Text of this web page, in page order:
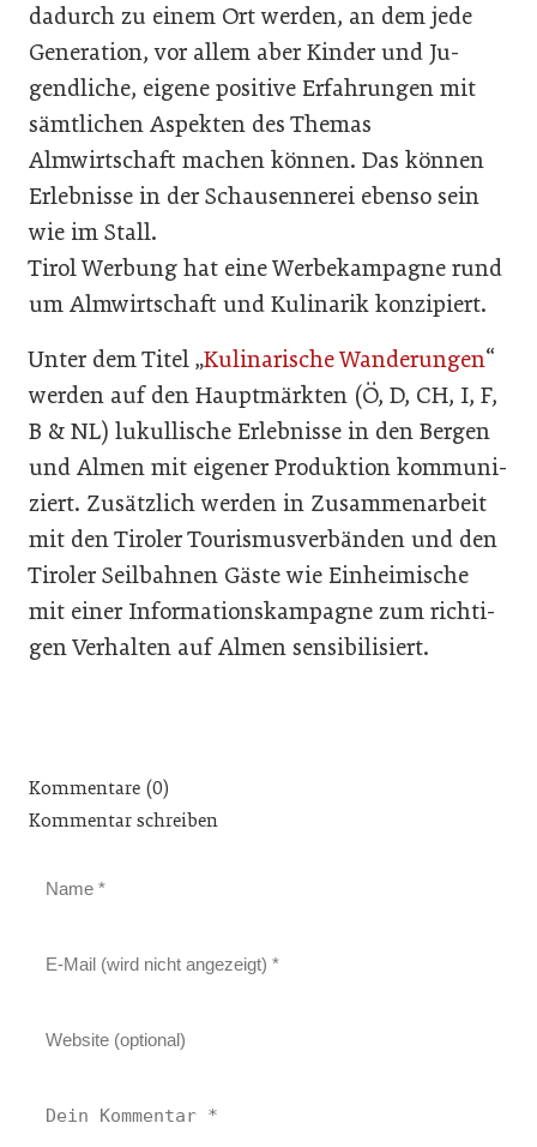
dadurch zu einem Ort werden, an dem jede
Generation, vor allem aber Kinder und Ju­
gendliche, eigene positive Erfah­rungen mit
sämtlichen Aspek­ten des Themas
Almwirtschaft machen können. Das können
Erlebnisse in der Schausennerei ebenso sein
wie im Stall.
Tirol Werbung hat eine Wer­bekampagne rund
um Almwirt­schaft und Kulinarik konzipiert.
Unter dem Titel „Kulinarische Wanderungen“
werden auf den Hauptmärkten (Ö, D, CH, I, F,
B & NL) lukullische Erlebnisse in den Bergen
und Almen mit ei­gener Produktion kommuni­
ziert. Zusätzlich werden in Zu­sammenarbeit
mit den Tiroler Tourismusverbänden und den
Tiroler Seilbahnen Gäste wie Einheimische
mit einer Infor­mationskampagne zum richti­
gen Verhalten auf Almen sensi­bilisiert.
Kommentare (0)
Kommentar schreiben